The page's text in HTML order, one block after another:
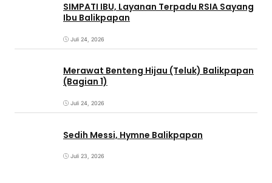
SIMPATI IBU, Layanan Terpadu RSIA Sayang
Ibu Balikpapan
Juli 24, 2026
Merawat Benteng Hijau (Teluk) Balikpapan
(Bagian 1)
Juli 24, 2026
Sedih Messi, Hymne Balikpapan
Juli 23, 2026